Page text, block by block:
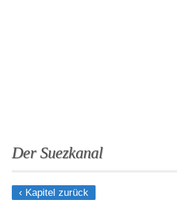
Der Suezkanal
‹ Kapitel zurück